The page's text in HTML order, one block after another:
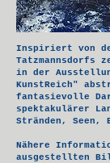
Inspiriert von
Tatzmannsdorfs
in der
KunstReich"
fantasievolle
spektakulärer
Stränden, Seen,
Nähere
ausgestellten